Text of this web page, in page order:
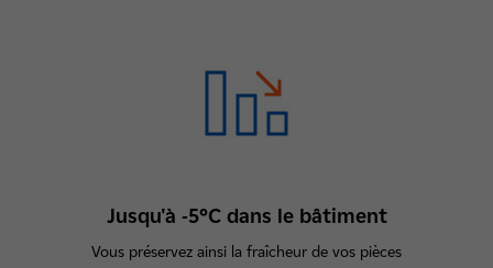
Jusqu'à -5°C dans le bâtiment
Vous préservez ainsi la fraîcheur de vos pièces